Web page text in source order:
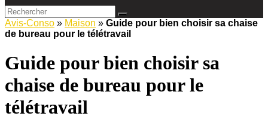
Avis-Conso » Maison » Guide pour bien choisir sa chaise
de bureau pour le télétravail
Guide pour bien choisir sa
chaise de bureau pour le
télétravail